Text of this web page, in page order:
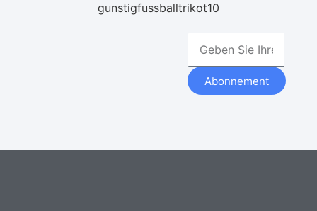
gunstigfussballtrikot10
Abonnement